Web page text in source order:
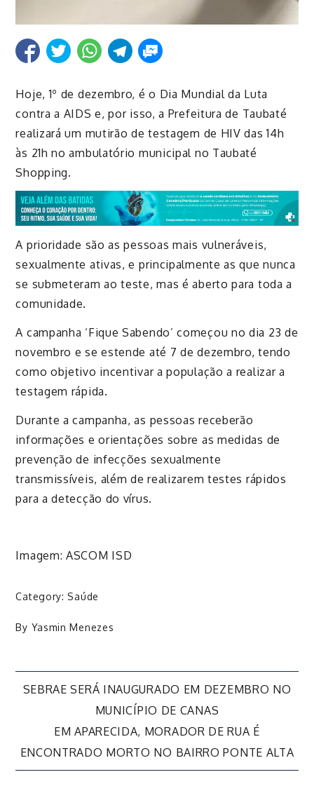
Hoje, 1º de dezembro, é o Dia Mundial da Luta
contra a AIDS e, por isso, a Prefeitura de Taubaté
realizará um mutirão de testagem de HIV das 14h
às 21h no ambulatório municipal no Taubaté
Shopping.
A prioridade são as pessoas mais vulneráveis,
sexualmente ativas, e principalmente as que nunca
se submeteram ao teste, mas é aberto para toda a
comunidade.
A campanha ‘Fique Sabendo’ começou no dia 23 de
novembro e se estende até 7 de dezembro, tendo
como objetivo incentivar a população a realizar a
testagem rápida.
Durante a campanha, as pessoas receberão
informações e orientações sobre as medidas de
prevenção de infecções sexualmente
transmissíveis, além de realizarem testes rápidos
para a detecção do vírus.
Imagem: ASCOM ISD
Category: Saúde
By Yasmin Menezes
Navegação
Post
SEBRAE SERÁ INAUGURADO EM DEZEMBRO NO
MUNICÍPIO DE CANAS
EM APARECIDA, MORADOR DE RUA É
ENCONTRADO MORTO NO BAIRRO PONTE ALTA